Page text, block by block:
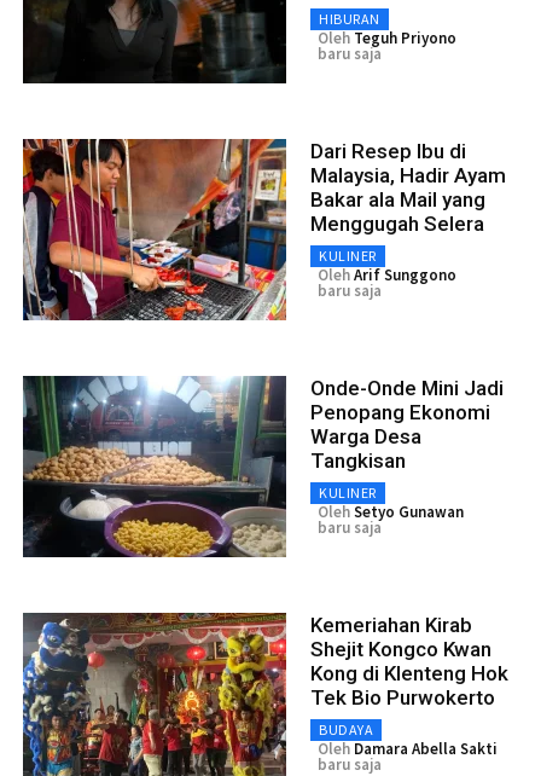
HIBURAN
Oleh Teguh Priyono
baru saja
Dari Resep Ibu di
Malaysia, Hadir Ayam
Bakar ala Mail yang
Menggugah Selera
KULINER
OlehArif Sunggono
baru saja
Onde-Onde Mini Jadi
Penopang Ekonomi
Warga Desa
Tangkisan
KULINER
OlehSetyo Gunawan
baru saja
Kemeriahan Kirab
Shejit Kongco Kwan
Kong di Klenteng Hok
Tek Bio Purwokerto
BUDAYA
Oleh Damara Abella Sakti
baru saja